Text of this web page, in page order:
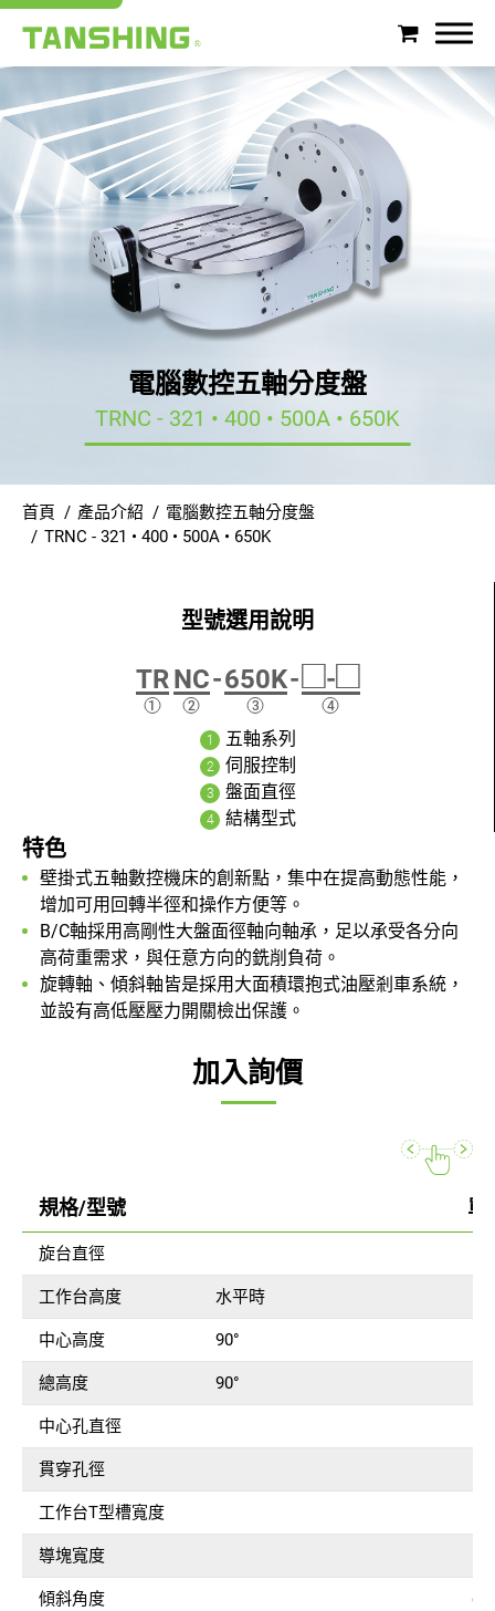
電腦數控五軸分度盤
TRNC - 321 • 400 • 500A • 650K
首頁 產品介紹
電腦數控五軸分度盤
TRNC - 321 • 400 • 500A • 650K
特色
壁掛式五軸數控機床的創新點，集中在提高動態性能，
增加可用回轉半徑和操作方便等。
B/C軸採用高剛性大盤面徑軸向軸承，足以承受各分向
高荷重需求，與任意方向的銑削負荷。
旋轉軸、傾斜軸皆是採用大面積環抱式油壓剎車系統，
並設有高低壓壓力開關檢出保護。
TRNC-650K-□-□
五軸系列
伺服控制
盤面直徑
結構型式
加入詢價
規格/型號 單
旋台直徑
工作台高度 水平時
中心高度 90°
總高度 90°
中心孔直徑
貫穿孔徑
工作台T型槽寬度
導塊寬度
傾斜角度
關於潭興
產品介紹
聯絡我們